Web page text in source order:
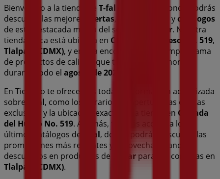
Bienvenido a la tienda de T-fal en Tiendeo, donde podrás
descubrir las mejores
ofertas, ycatálogos
de esta destacada marca del sector de
Hogar. Nuestra
tienda física está ubicada en Calzada del Hueso No. 519,
Tlalpan (CDMX), y en ella encontrarás una amplia gama
de productos de calidad que te permitirán ahorrar
durante todo el agosto de 2026
En Tiendeo te ofrecemos toda la información actualizada
sobre
T-fal, como los horarios de apertura, las ofertas
exclusivas y la ubicación exacta de la tienda en Calzada
del Hueso No. 519. Además, tendrás acceso a los
últimos catálogos de
T-fal, donde podrás descubrir las
promociones más recientes y aprovechar grandes
descuentos en productos de
Hogar para tus compras en
Tlalpan (CDMX).